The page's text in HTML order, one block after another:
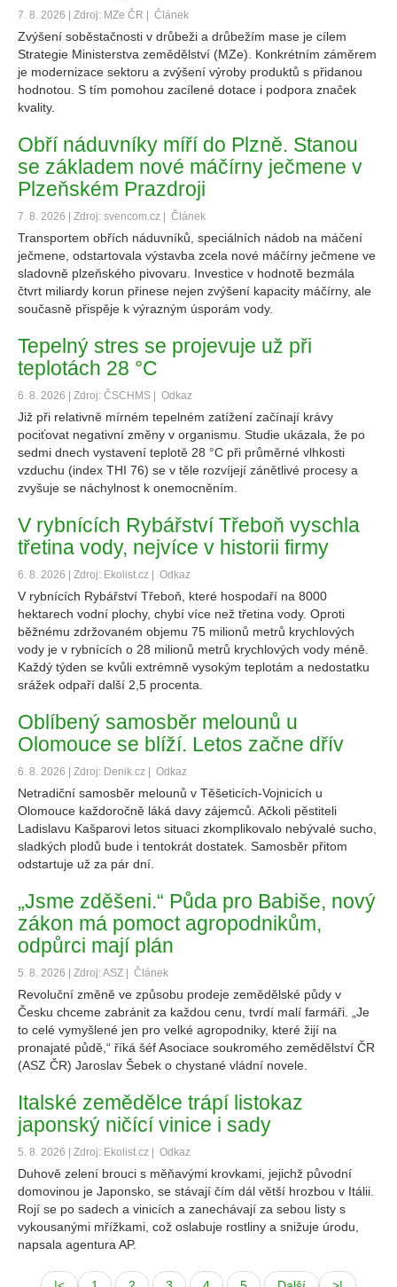
7. 8. 2026 | Zdroj: MZe ČR | Článek
Zvýšení soběstačnosti v drůbeži a drůbežím mase je cílem
Strategie Ministerstva zemědělství (MZe). Konkrétním záměrem
je modernizace sektoru a zvýšení výroby produktů s přidanou
hodnotou. S tím pomohou zacílené dotace i podpora značek
kvality.
Obří náduvníky míří do Plzně. Stanou
se základem nové máčírny ječmene v
Plzeňském Prazdroji
7. 8. 2026 | Zdroj: svencom.cz | Článek
Transportem obřích náduvníků, speciálních nádob na máčení
ječmene, odstartovala výstavba zcela nové máčírny ječmene ve
sladovně plzeňského pivovaru. Investice v hodnotě bezmála
čtvrt miliardy korun přinese nejen zvýšení kapacity máčírny, ale
současně přispěje k výrazným úsporám vody.
Tepelný stres se projevuje už při
teplotách 28 °C
6. 8. 2026 | Zdroj: ČSCHMS | Odkaz
Již při relativně mírném tepelném zatížení začínají krávy
pociťovat negativní změny v organismu. Studie ukázala, že po
sedmi dnech vystavení teplotě 28 °C při průměrné vlhkosti
vzduchu (index THI 76) se v těle rozvíjejí zánětlivé procesy a
zvyšuje se náchylnost k onemocněním.
V rybnících Rybářství Třeboň vyschla
třetina vody, nejvíce v historii firmy
6. 8. 2026 | Zdroj: Ekolist.cz | Odkaz
V rybnících Rybářství Třeboň, které hospodaří na 8000
hektarech vodní plochy, chybí více než třetina vody. Oproti
běžnému zdržovaném objemu 75 milionů metrů krychlových
vody je v rybnících o 28 milionů metrů krychlových vody méně.
Každý týden se kvůli extrémně vysokým teplotám a nedostatku
srážek odpaří další 2,5 procenta.
Oblíbený samosběr melounů u
Olomouce se blíží. Letos začne dřív
6. 8. 2026 | Zdroj: Denik.cz | Odkaz
Netradiční samosběr melounů v Těšeticích-Vojnicích u
Olomouce každoročně láká davy zájemců. Ačkoli pěstiteli
Ladislavu Kašparovi letos situaci zkomplikovalo nebývalé sucho,
sladkých plodů bude i tentokrát dostatek. Samosběr přitom
odstartuje už za pár dní.
„Jsme zděšeni.“ Půda pro Babiše, nový
zákon má pomoct agropodnikům,
odpůrci mají plán
5. 8. 2026 | Zdroj: ASZ | Článek
Revoluční změně ve způsobu prodeje zemědělské půdy v
Česku chceme zabránit za každou cenu, tvrdí malí farmáři. „Je
to celé vymyšlené jen pro velké agropodniky, které žijí na
pronajaté půdě,“ říká šéf Asociace soukromého zemědělství ČR
(ASZ ČR) Jaroslav Šebek o chystané vládní novele.
Italské zemědělce trápí listokaz
japonský ničící vinice i sady
5. 8. 2026 | Zdroj: Ekolist.cz | Odkaz
Duhově zelení brouci s měňavými krovkami, jejichž původní
domovinou je Japonsko, se stávají čím dál větší hrozbou v Itálii.
Rojí se po sadech a vinicích a zanechávají za sebou listy s
vykousanými mřížkami, což oslabuje rostliny a snižuje úrodu,
napsala agentura AP.